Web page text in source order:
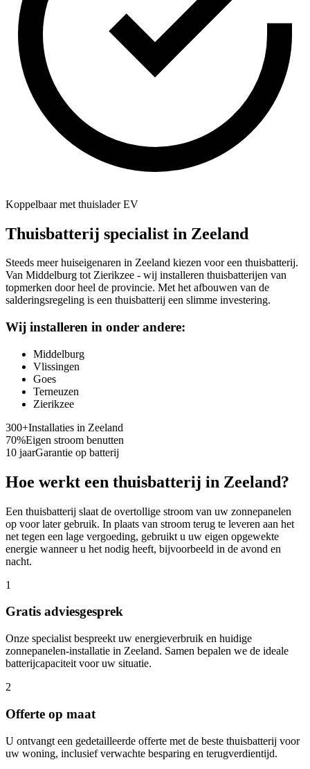
Koppelbaar met thuislader EV
Thuisbatterij specialist in Zeeland
Steeds meer huiseigenaren in Zeeland kiezen voor een thuisbatterij.
Van Middelburg tot Zierikzee - wij installeren thuisbatterijen van
topmerken door heel de provincie. Met het afbouwen van de
salderingsregeling is een thuisbatterij een slimme investering.
Wij installeren in onder andere:
Middelburg
Vlissingen
Goes
Terneuzen
Zierikzee
300+Installaties in Zeeland
70%Eigen stroom benutten
10 jaarGarantie op batterij
Hoe werkt een thuisbatterij in Zeeland?
Een thuisbatterij slaat de overtollige stroom van uw zonnepanelen
op voor later gebruik. In plaats van stroom terug te leveren aan het
net tegen een lage vergoeding, gebruikt u uw eigen opgewekte
energie wanneer u het nodig heeft, bijvoorbeeld in de avond en
nacht.
1
Gratis adviesgesprek
Onze specialist bespreekt uw energieverbruik en huidige
zonnepanelen-installatie in Zeeland. Samen bepalen we de ideale
batterijcapaciteit voor uw situatie.
2
Offerte op maat
U ontvangt een gedetailleerde offerte met de beste thuisbatterij voor
uw woning, inclusief verwachte besparing en terugverdientijd.